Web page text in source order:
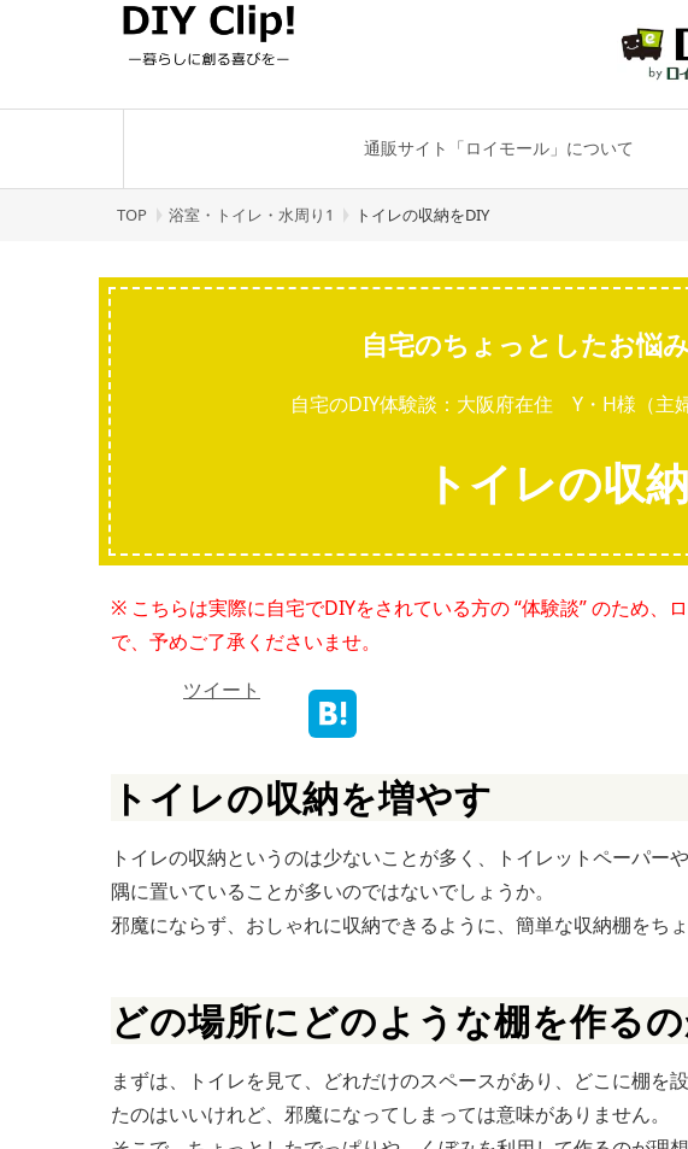
通販サイト「ロイモール」について
TOP 浴室・トイレ・水周り1 トイレの収納をDIY
自宅のちょっとしたお悩
自宅のDIY体験談：大阪府在住 Y・H様（主
トイレの収
※ こちらは実際に自宅でDIYをされている方の “体験談” のため、
で、予めご了承くださいませ。
ツイート
トイレの収納を増やす
トイレの収納というのは少ないことが多く、トイレットペーパー
隅に置いていることが多いのではないでしょうか。
邪魔にならず、おしゃれに収納できるように、簡単な収納棚をち
どの場所にどのような棚を作る
まずは、トイレを見て、どれだけのスペースがあり、どこに棚を
たのはいいけれど、邪魔になってしまっては意味がありません。